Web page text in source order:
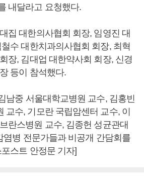
내달라고 요청했다.
집 대한의사협회 회장, 임영진 대
수 대한치과의사협회 회장, 최혁
장, 김대업 대한약사회 회장, 신경
등이 참석했다.
남중 서울대학교병원 교수, 김홍빈
교수, 기모란 국립암센터 교수, 이
란스병원 교수, 김종헌 성균관대
염병 전문가들과 비공개 간담회를
스트 안정문 기자]